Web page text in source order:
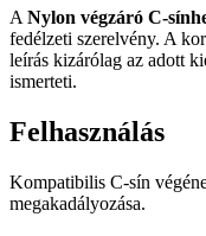
A Nylon végzáró C-
fedélzeti szerelvény. A
leírás kizárólag az adott
ismerteti.
Felhasználás
Kompatibilis C-sín
megakadályozása.